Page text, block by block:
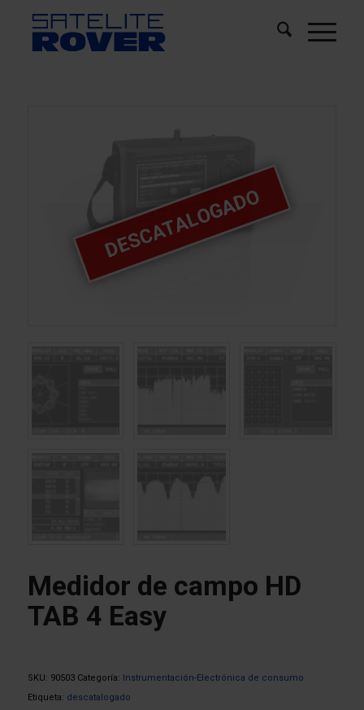
Medidor de campo HD
TAB 4 Easy
SKU: 90503 Categoría:
Instrumentación-Electrónica de consumo
Etiqueta: descatalogado